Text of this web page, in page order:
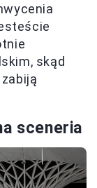
skąd
sceneria